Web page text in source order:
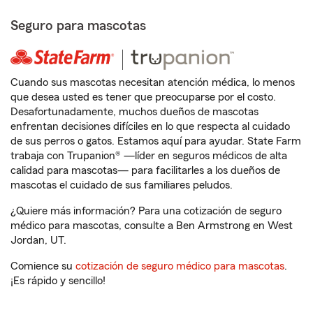
Seguro para mascotas
Cuando sus mascotas necesitan atención médica, lo menos
que desea usted es tener que preocuparse por el costo.
Desafortunadamente, muchos dueños de mascotas
enfrentan decisiones difíciles en lo que respecta al cuidado
de sus perros o gatos. Estamos aquí para ayudar. State Farm
trabaja con Trupanion® —líder en seguros médicos de alta
calidad para mascotas— para facilitarles a los dueños de
mascotas el cuidado de sus familiares peludos.
¿Quiere más información? Para una cotización de seguro
médico para mascotas, consulte a Ben Armstrong en West
Jordan, UT.
Comience su cotización de seguro médico para mascotas.
¡Es rápido y sencillo!